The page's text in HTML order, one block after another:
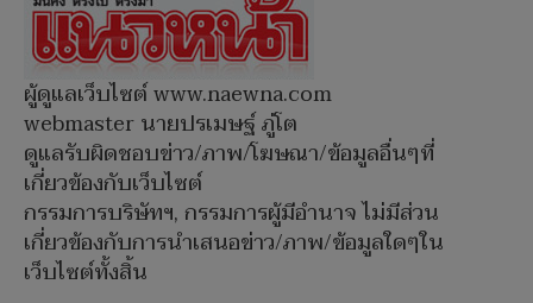
ผู้ดูแลเว็บไซต์ www.naewna.com
webmaster นายปรเมษฐ์ ภู่โต
ดูแลรับผิดชอบข่าว/ภาพ/โฆษณา/ข้อมูลอื่นๆที่
เกี่ยวข้องกับเว็บไซต์
กรรมการบริษัทฯ, กรรมการผู้มีอำนาจ ไม่มีส่วน
เกี่ยวข้องกับการนำเสนอข่าว/ภาพ/ข้อมูลใดๆใน
เว็บไซต์ทั้งสิ้น